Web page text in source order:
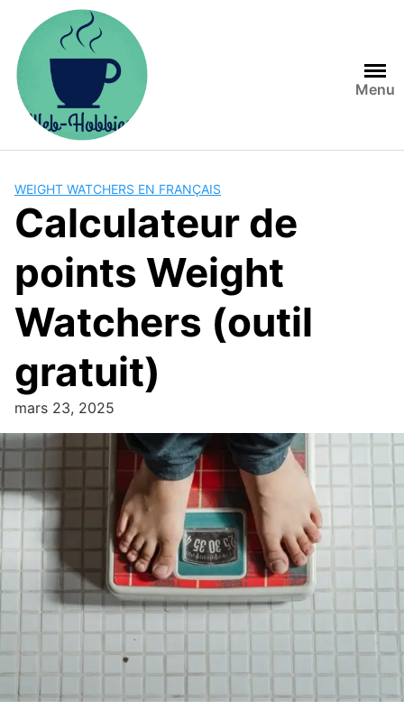
content
Menu
WEIGHT WATCHERS EN FRANÇAIS
Calculateur de
points Weight
Watchers (outil
gratuit)
mars 23, 2025